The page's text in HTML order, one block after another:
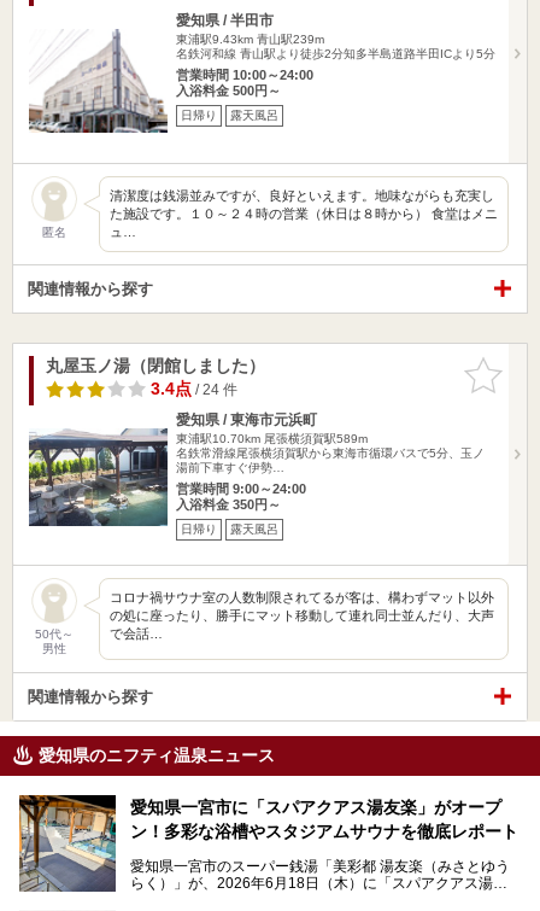
愛知県 / 半田市
東浦駅9.43km 青山駅239m
名鉄河和線 青山駅より徒歩2分知多半島道路半田ICより5分
営業時間 10:00～24:00
入浴料金 500円～
日帰り 露天風呂
匿名
清潔度は銭湯並みですが、良好といえます。地味ながらも充実し
た施設です。１０～２４時の営業（休日は８時から） 食堂はメニ
ュ…
関連情報から探す
お気に入
りに追加
丸屋玉ノ湯（閉館しました）
3.4点/ 24 件
愛知県 / 東海市元浜町
東浦駅10.70km 尾張横須賀駅589m
名鉄常滑線尾張横須賀駅から東海市循環バスで5分、玉ノ
湯前下車すぐ伊勢…
営業時間 9:00～24:00
入浴料金 350円～
日帰り 露天風呂
50代～
男性
コロナ禍サウナ室の人数制限されてるが客は、構わずマット以外
の処に座ったり、勝手にマット移動して連れ同士並んだり、大声
で会話…
関連情報から探す
愛知県のニフティ温泉ニュース
愛知県一宮市に「スパアクアス湯友楽」がオープ
ン！多彩な浴槽やスタジアムサウナを徹底レポート
愛知県一宮市のスーパー銭湯「美彩都 湯友楽（みさとゆう
らく）」が、2026年6月18日（木）に「スパアクアス湯友